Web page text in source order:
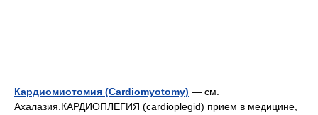
Кардиомиотомия (Cardiomyotomy) — см.
Ахалазия.КАРДИОПЛЕГИЯ (cardioplegid) прием в медицине,